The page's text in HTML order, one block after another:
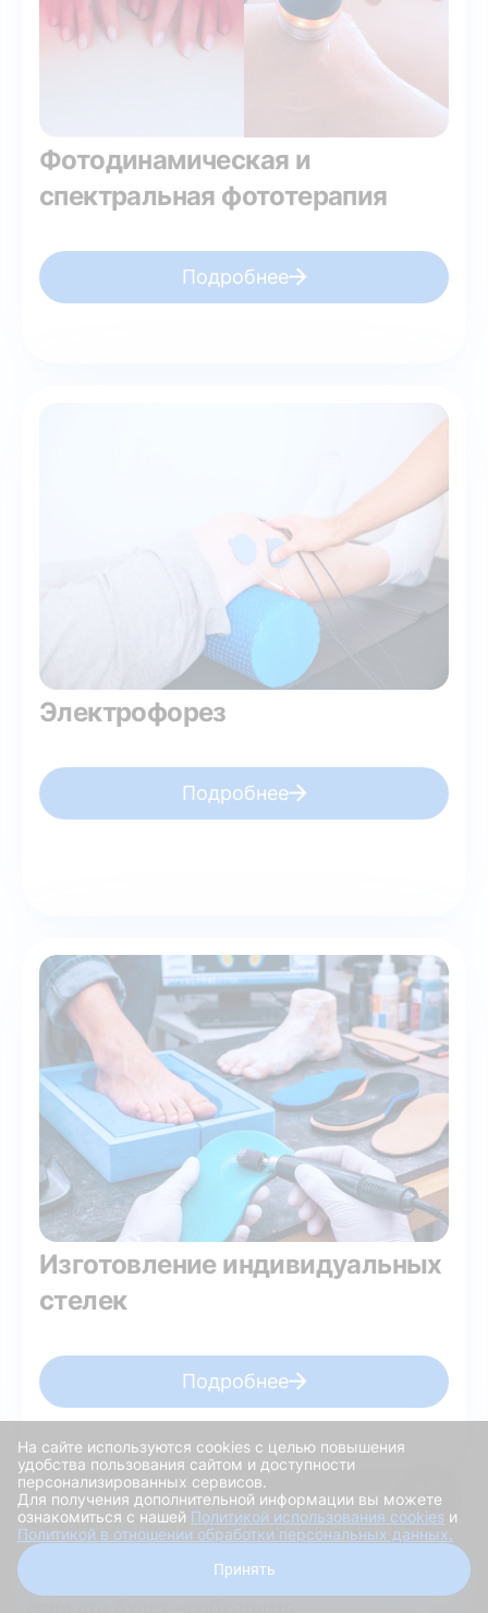
Фотодинамическая и
спектральная фототерапия
Подробнее
Электрофорез
Подробнее
Изготовление индивидуальных
стелек
Подробнее
На консультации врач АртроМедЦентра
составит для вас индивидуальный план
аппаратного и медикаментозного лечения,
На сайте используются cookies с целью повышения
удобства пользования сайтом и доступности
персонализированных сервисов.
Для получения дополнительной информации вы можете
ознакомиться с нашей Политикой использования cookies и
Политикой в отношении обработки персональных данных.
Принять